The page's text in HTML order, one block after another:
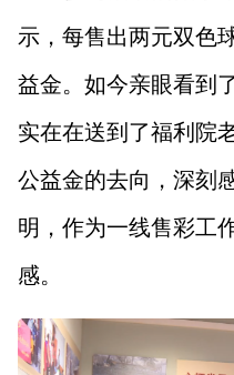
示，每售出两元双色
益金。如今亲眼看到
实在在送到了福利院
公益金的去向，深刻
明，作为一线售彩工
感。